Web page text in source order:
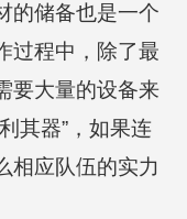
的储备也是一个
过程中，除了最
要大量的设备来
其器”，如果连
相应队伍的实力